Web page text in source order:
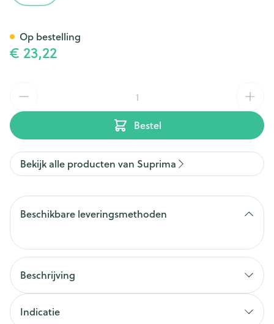
€ 23,22
Bestel
Op bestelling
Bekijk alle producten van Suprima
Beschikbare leveringsmethoden
Beschrijving
Indicatie